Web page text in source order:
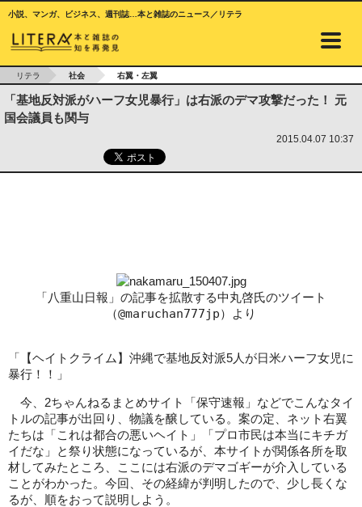
小説、マンガ、ビジネス、週刊誌…本と雑誌のニュース／リテラ
リテラ 社会 右翼・左翼
「基地反対派がハーフ女児暴行」は右派のデマ攻撃だった！ 元
国会議員も関与
2015.04.07 10:37
「八重山日報」の記事を拡散する中丸啓氏のツイート
（@maruchan777jp）より
「【ヘイトクライム】沖縄で基地反対派5人が日米ハーフ女児に
暴行！！」
今、2ちゃんねるまとめサイト「保守速報」などでこんなタイ
トルの記事が出回り、物議を醸している。案の定、ネット右翼
たちは「これは都合の悪いヘイト」「プロ市民は本当にキチガ
イだな」と祭り状態になっているが、本サイトが関係各所を取
材してみたところ、ここには右派のデマゴギーが介入している
ことがわかった。今回、その経緯が判明したので、少し長くな
るが、順をおって説明しよう。